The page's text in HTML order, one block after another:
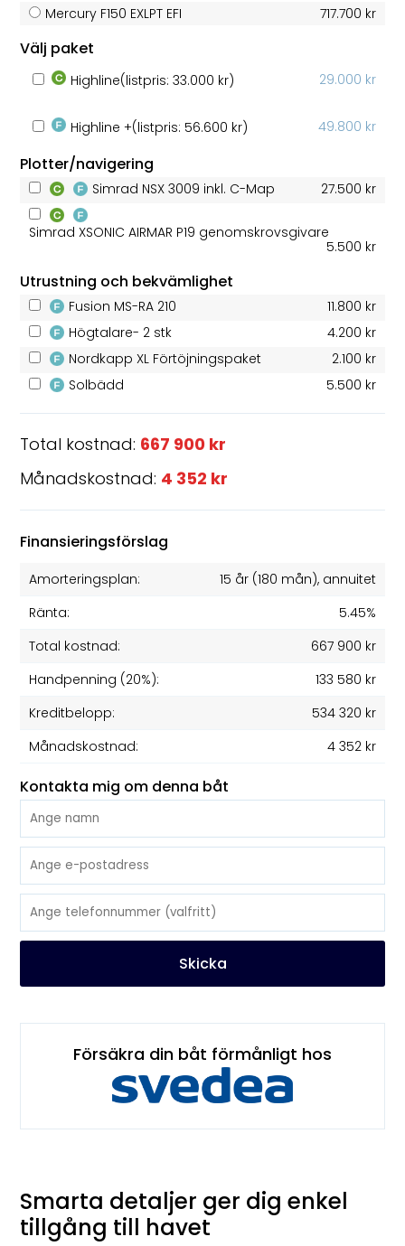
Mercury F150 EXLPT EFI
717.700 kr
Välj paket
Highline(listpris: 33.000 kr) 29.000 kr
Highline +(listpris: 56.600 kr) 49.800 kr
Plotter/navigering
Simrad NSX 3009 inkl. C-Map 27.500 kr
Simrad XSONIC AIRMAR P19 genomskrovsgivare
5.500 kr
Utrustning och bekvämlighet
Fusion MS-RA 210
11.800 kr
Högtalare- 2 stk
4.200 kr
Nordkapp XL Förtöjningspaket
2.100 kr
Solbädd
5.500 kr
Total kostnad: 667 900 kr
Månadskostnad: 4 352 kr
Finansieringsförslag
Amorteringsplan: 15 år(180 mån), annuitet
Ränta:
5.45%
Total kostnad:
667 900 kr
Handpenning (20%):
133 580 kr
Kreditbelopp:
534 320 kr
Månadskostnad:
4 352 kr
Kontakta mig om denna båt
Skicka
Försäkra din båt förmånligt hos
Smarta detaljer ger dig enkel
tillgång till havet